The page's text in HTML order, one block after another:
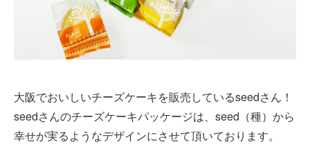
大阪でおいしいチーズケーキを販売しているseedさん！
seedさんのチーズケーキパッケージは、seed（種）から
幸せが実るようなデザインにさせて頂いております。